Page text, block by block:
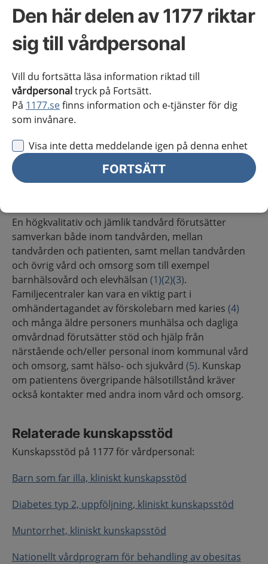
Den här delen av 1177 riktar
sig till vårdpersonal
Vill du fortsätta läsa information riktad till
vårdpersonaltryck på Fortsätt.
På 1177.sefinns information och e-tjänster för dig
som invånare.
Visa inte detta meddelande igen på denna enhet
FORTSÄTT
Karies
Omfattning av kunskapsstödet
Vårdnivå och samverkan
Vårdförloppet riktar sig till allmäntandvård och
specialiserad tandvård inom både privat och offentlig
regi. Detta kan antingen vara på tandvårdens eget
initiativ eller när annan part hänvisat till tandvården
En högkvalitativ och jämlik tandvård förutsätter
samverkan både inom tandvården, mellan
tandvården och patienten, samt mellan tandvården
och övrig vård och omsorg som till exempel
barnhälsovård och elevhälsan (1)(2)(3).
Familjecentraler kan vara en viktig part i
omhändertagandet av förskolebarn med karies (4)
och många äldre personers munhälsa och dagliga
omvårdnad förutsätter stöd och hjälp från
närstående och/eller personal inom kommunal vård
och omsorg, samt hälso- och sjukvård (5). Kunskap
om patientens övergripande hälsotillstånd kräver
också kontakter med andra inom vård och omsorg.
Relaterade kunskapsstöd
Kunskapsstöd på 1177 för vårdpersonal:
Barn som far illa, kliniskt kunskapsstöd
Diabetes typ 2, uppföljning, kliniskt kunskapsstöd
Muntorrhet, kliniskt kunskapsstöd
Nationellt vårdprogram för behandling av obesitas